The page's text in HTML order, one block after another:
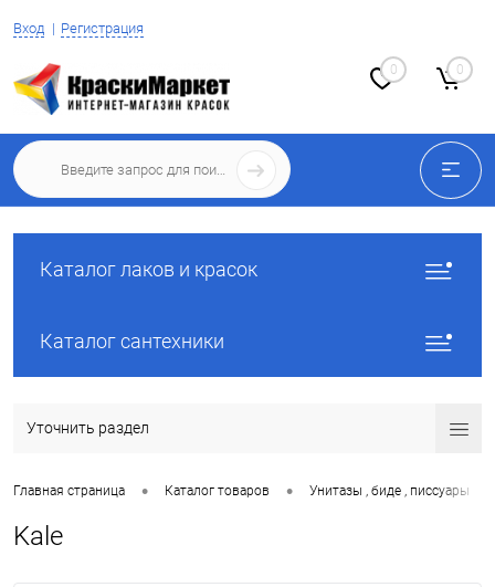
Вход Регистрация
0 0
Каталог лаков и красок
Каталог сантехники
Уточнить раздел
Главная страница • Каталог товаров • Унитазы , биде , писсуары
Kale